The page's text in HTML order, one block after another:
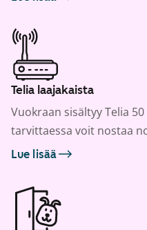
Telia laajakaista
Vuokraan sisältyy Telia
tarvittaessa voit nostaa
Lue lisää